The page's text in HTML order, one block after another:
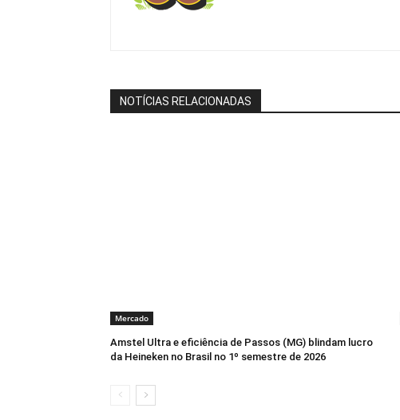
NOTÍCIAS RELACIONADAS
Mercado
Amstel Ultra e eficiência de Passos (MG) blindam lucro
da Heineken no Brasil no 1º semestre de 2026